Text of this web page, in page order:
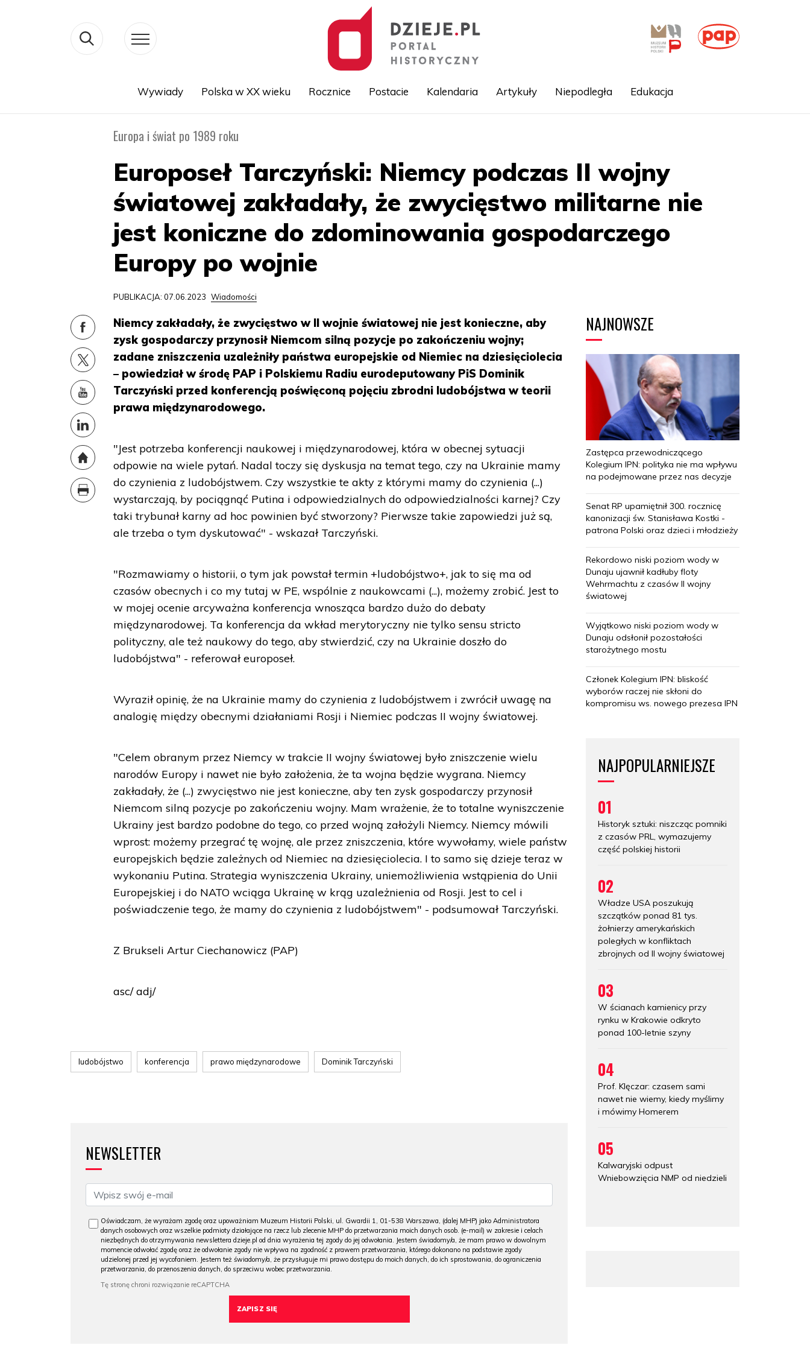
Wywiady Polska w XX wieku Rocznice Postacie Kalendaria Artykuły Niepodległa Edukacja
Europa i świat po 1989 roku
Europoseł Tarczyński: Niemcy podczas II wojny
światowej zakładały, że zwycięstwo militarne nie
jest koniczne do zdominowania gospodarczego
Europy po wojnie
PUBLIKACJA: 07.06.2023 Wiadomości
Niemcy zakładały, że zwycięstwo w II wojnie światowej nie jest konieczne, aby
zysk gospodarczy przynosił Niemcom silną pozycje po zakończeniu wojny;
zadane zniszczenia uzależniły państwa europejskie od Niemiec na dziesięciolecia
– powiedział w środę PAP i Polskiemu Radiu eurodeputowany PiS Dominik
Tarczyński przed konferencją poświęconą pojęciu zbrodni ludobójstwa w teorii
prawa międzynarodowego.
"Jest potrzeba konferencji naukowej i międzynarodowej, która w obecnej sytuacji
odpowie na wiele pytań. Nadal toczy się dyskusja na temat tego, czy na Ukrainie mamy
do czynienia z ludobójstwem. Czy wszystkie te akty z którymi mamy do czynienia (...)
wystarczają, by pociągnąć Putina i odpowiedzialnych do odpowiedzialności karnej? Czy
taki trybunał karny ad hoc powinien być stworzony? Pierwsze takie zapowiedzi już są,
ale trzeba o tym dyskutować" - wskazał Tarczyński.
"Rozmawiamy o historii, o tym jak powstał termin +ludobójstwo+, jak to się ma od
czasów obecnych i co my tutaj w PE, wspólnie z naukowcami (...), możemy zrobić. Jest to
w mojej ocenie arcyważna konferencja wnosząca bardzo dużo do debaty
międzynarodowej. Ta konferencja da wkład merytoryczny nie tylko sensu stricto
polityczny, ale też naukowy do tego, aby stwierdzić, czy na Ukrainie doszło do
ludobójstwa" - referował europoseł.
Wyraził opinię, że na Ukrainie mamy do czynienia z ludobójstwem i zwrócił uwagę na
analogię między obecnymi działaniami Rosji i Niemiec podczas II wojny światowej.
"Celem obranym przez Niemcy w trakcie II wojny światowej było zniszczenie wielu
narodów Europy i nawet nie było założenia, że ta wojna będzie wygrana. Niemcy
zakładały, że (...) zwycięstwo nie jest konieczne, aby ten zysk gospodarczy przynosił
Niemcom silną pozycje po zakończeniu wojny. Mam wrażenie, że to totalne wyniszczenie
Ukrainy jest bardzo podobne do tego, co przed wojną założyli Niemcy. Niemcy mówili
wprost: możemy przegrać tę wojnę, ale przez zniszczenia, które wywołamy, wiele państw
europejskich będzie zależnych od Niemiec na dziesięciolecia. I to samo się dzieje teraz w
wykonaniu Putina. Strategia wyniszczenia Ukrainy, uniemożliwienia wstąpienia do Unii
Europejskiej i do NATO wciąga Ukrainę w krąg uzależnienia od Rosji. Jest to cel i
poświadczenie tego, że mamy do czynienia z ludobójstwem" - podsumował Tarczyński.
Z Brukseli Artur Ciechanowicz (PAP)
asc/ adj/
ludobójstwo konferencja prawo międzynarodowe Dominik Tarczyński
NEWSLETTER
Oświadczam, że wyrażam zgodę oraz upoważniam Muzeum Historii Polski, ul. Gwardii 1, 01-538 Warszawa, (dalej MHP) jako Administratora
danych osobowych oraz wszelkie podmioty działające na rzecz lub zlecenie MHP do przetwarzania moich danych osob. (e-mail) w zakresie i celach
niezbędnych do otrzymywania newslettera dzieje.pl od dnia wyrażenia tej zgody do jej odwołania. Jestem świadomy/a, że mam prawo w dowolnym
momencie odwołać zgodę oraz że odwołanie zgody nie wpływa na zgodność z prawem przetwarzania, którego dokonano na podstawie zgody
udzielonej przed jej wycofaniem. Jestem też świadomy/a, że przysługuje mi prawo dostępu do moich danych, do ich sprostowania, do ograniczenia
przetwarzania, do przenoszenia danych, do sprzeciwu wobec przetwarzania.
NAJNOWSZE
Zastępca przewodniczącego
Kolegium IPN: polityka nie ma wpływu
na podejmowane przez nas decyzje
Senat RP upamiętnił 300. rocznicę
kanonizacji św. Stanisława Kostki -
patrona Polski oraz dzieci i młodzieży
Rekordowo niski poziom wody w
Dunaju ujawnił kadłuby floty
Wehrmachtu z czasów II wojny
światowej
Wyjątkowo niski poziom wody w
Dunaju odsłonił pozostałości
starożytnego mostu
Członek Kolegium IPN: bliskość
wyborów raczej nie skłoni do
kompromisu ws. nowego prezesa IPN
NAJPOPULARNIEJSZE
01
Historyk sztuki: niszcząc pomniki
z czasów PRL, wymazujemy
część polskiej historii
02
Władze USA poszukują
szczątków ponad 81 tys.
żołnierzy amerykańskich
poległych w konfliktach
zbrojnych od II wojny światowej
03
W ścianach kamienicy przy
rynku w Krakowie odkryto
ponad 100-letnie szyny
04
Prof. Klęczar: czasem sami
nawet nie wiemy, kiedy myślimy
i mówimy Homerem
05
Kalwaryjski odpust
Wniebowzięcia NMP od niedzieli